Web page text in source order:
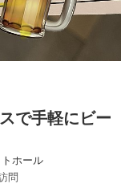
で手軽にビー
ホール
問